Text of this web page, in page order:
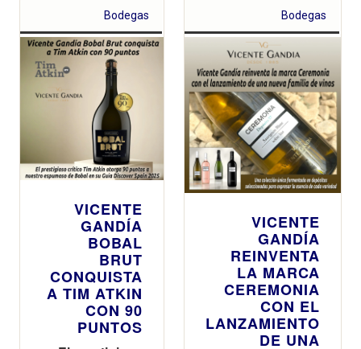
Bodegas
VICENTE
GANDÍA
BOBAL
BRUT
CONQUISTA
A TIM ATKIN
CON 90
PUNTOS
Bodegas
VICENTE
GANDÍA
REINVENTA
LA MARCA
CEREMONIA
CON EL
LANZAMIENTO
DE UNA